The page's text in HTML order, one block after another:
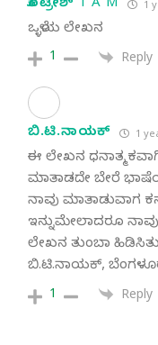
ಕೊಟ್ರೇಶ್ T A M 1
ಒಳ್ಳೆಯ ಲೇಖನ
1 Reply
ಬಿ.ಟಿ.ನಾಯಕ್ 1
ಈ ಲೇಖನ
ಮಾತಾಡದೇ ಬೇರೆ
ನಾವು ಮಾತಾಡುವಾಗ
ಇನ್ನುಮೇಲಾದರೂ
ಲೇಖನ ತುಂಬಾ
ಬಿ.ಟಿ.ನಾಯಕ್,
1 Reply